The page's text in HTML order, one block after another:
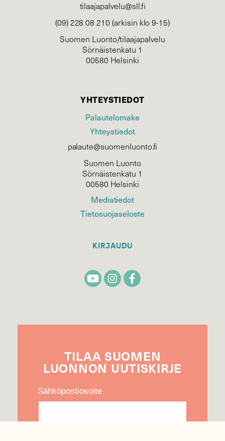
tilaajapalvelu@sll.fi
(09) 228 08 210 (arkisin klo 9-15)
Suomen Luonto/tilaajapalvelu
Sörnäistenkatu 1
00580 Helsinki
YHTEYSTIEDOT
Palautelomake
Yhteystiedot
palaute@suomenluonto.fi
Suomen Luonto
Sörnäistenkatu 1
00580 Helsinki
Mediatiedot
Tietosuojaseloste
KIRJAUDU
TILAA SUOMEN
LUONNON UUTIS­KIRJE
Sähköpostiosoite